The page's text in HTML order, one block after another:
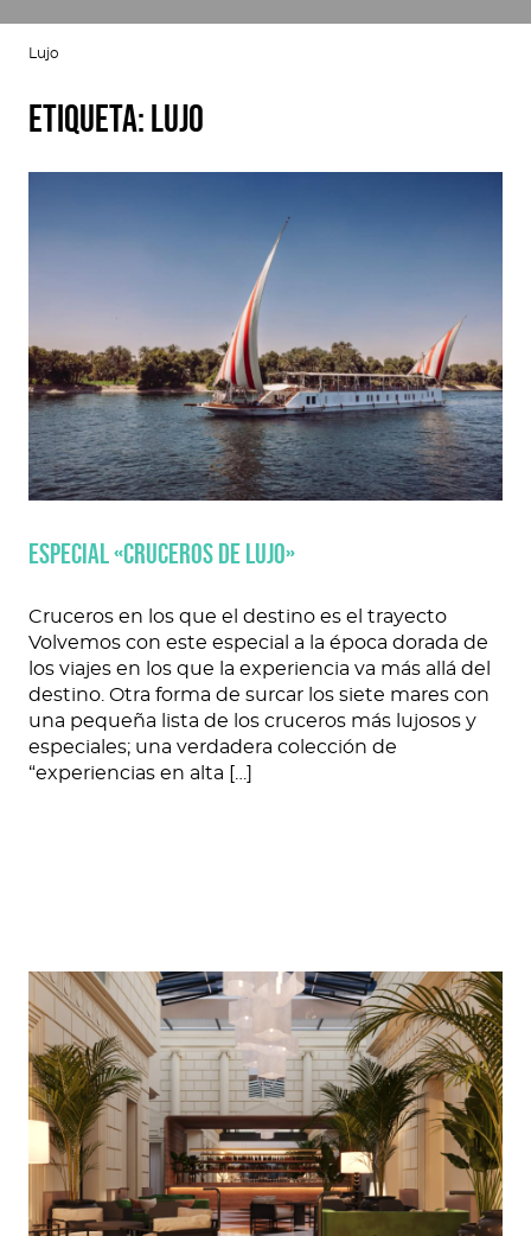
Lujo
Etiqueta:Lujo
ESPECIAL «CRUCEROS DE LUJO»
Cruceros en los que el destino es el trayecto
Volvemos con este especial a la época dorada de
los viajes en los que la experiencia va más allá del
destino. Otra forma de surcar los siete mares con
una pequeña lista de los cruceros más lujosos y
especiales; una verdadera colección de
“experiencias en alta […]